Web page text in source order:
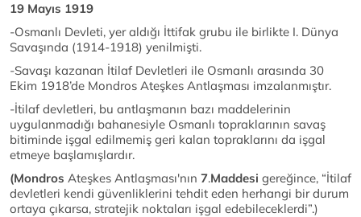
19 Mayıs 1919
-Osmanlı Devleti, yer aldığı İttifak grubu ile birlikte I. Dünya
Savaşında (1914-1918) yenilmişti.
-Savaşı kazanan İtilaf Devletleri ile Osmanlı arasında 30
Ekim 1918’de Mondros Ateşkes Antlaşması imzalanmıştır.
-İtilaf devletleri, bu antlaşmanın bazı maddelerinin
uygulanmadığı bahanesiyle Osmanlı topraklarının savaş
bitiminde işgal edilmemiş geri kalan topraklarını da işgal
etmeye başlamışlardır.
(Mondros Ateşkes Antlaşması'nın 7.Maddesi gereğince, “İtilaf
devletleri kendi güvenliklerini tehdit eden herhangi bir durum
ortaya çıkarsa, stratejik noktaları işgal edebileceklerdi”.)